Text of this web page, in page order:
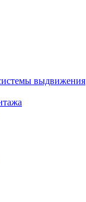
выдвижения